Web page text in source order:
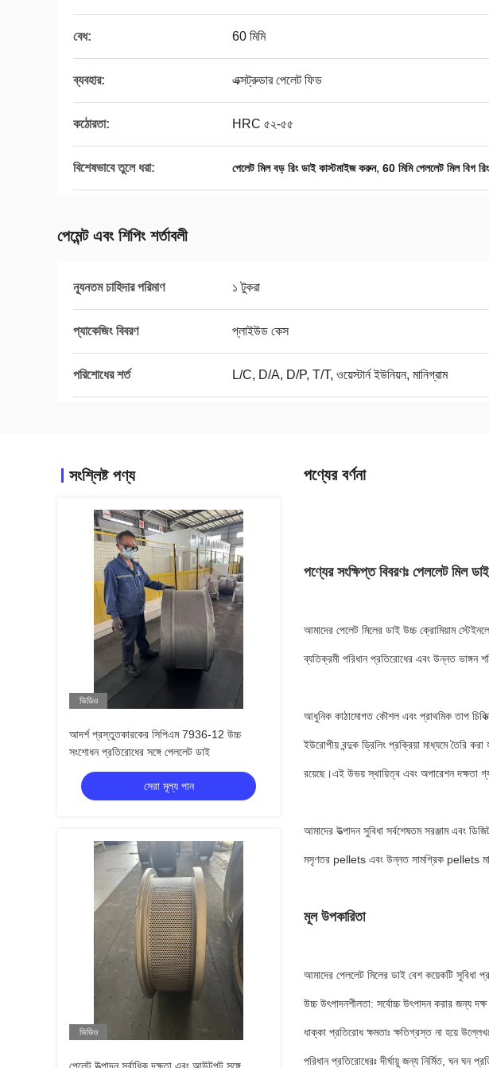
বেধ: 60 মিমি
ব্যবহার: এক্সট্রুডার পেলেট ফিড
কঠোরতা: HRC ৫২-৫৫
বিশেষভাবে তুলে ধরা: পেলেট মিল বড় রিং ডাই কাস্টমাইজ করুন, 60 মিমি পেললেট মিল বিগ
পেমেন্ট এবং শিপিং শর্তাবলী
ন্যূনতম চাহিদার পরিমাণ ১ টুকরা
প্যাকেজিং বিবরণ প্লাইউড কেস
পরিশোধের শর্ত L/C, D/A, D/P, T/T, ওয়েস্টার্ন ইউনিয়ন, মানিগ্রাম
সংশ্লিষ্ট পণ্য
ভিডিও
আদর্শ প্রস্তুতকারকের সিপিএম 7936-12 উচ্চ
সংশোধন প্রতিরোধের সঙ্গে পেললেট ডাই
সেরা মূল্য পান
ভিডিও
পেলেট উত্পাদন সর্বাধিক দক্ষতা এবং আউটপুট সঙ্গে
পণ্যের বর্ণনা
পণ্যের সংক্ষিপ্ত বিবরণঃ পেললেট মিল ডাই
আমাদের পেলেট মিলের ডাই উচ্চ ক্রোমিয়াম
ব্যতিক্রমী পরিধান প্রতিরোধের এবং উন্নত ভাঙ্গন
আধুনিক কাঠামোগত কৌশল এবং প্রাথমিক তাপ
ইউরোপীয় বন্দুক ড্রিলিং প্রক্রিয়া মাধ্যমে তৈরি
রয়েছে।এই উভয় স্থায়িত্ব এবং অপারেশন দক্ষতা
আমাদের উত্পাদন সুবিধা সর্বশেষতম সরঞ্জাম এবং
মসৃণতর pellets এবং উন্নত সামগ্রিক pellets
মূল উপকারিতা
আমাদের পেললেট মিলের ডাই বেশ কয়েকটি সুবিধা
উচ্চ উৎপাদনশীলতা: সর্বোচ্চ উৎপাদন করার জন্য
ধাক্কা প্রতিরোধ ক্ষমতাঃ ক্ষতিগ্রস্ত না হয়ে
পরিধান প্রতিরোধেরঃ দীর্ঘায়ু জন্য নির্মিত, ঘন ঘন